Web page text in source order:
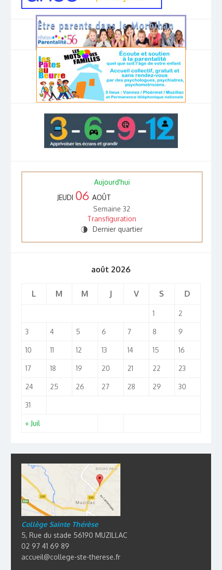
Aujourd'hui
JEUDI 06 AOÛT
Semaine 32
Transfiguration
U Dernier quartier
août 2026
L M M J V S D
« Juil
1 2
3 4 5 6 7 8 9
10 11 12 13 14 15 16
17 18 19 20 21 22 23
24 25 26 27 28 29 30
31
Collège Sainte Thérèse
5, Rue du stade 56190 MUZILLAC
02 97 41 69 89
accueil@college-ste-therese.fr